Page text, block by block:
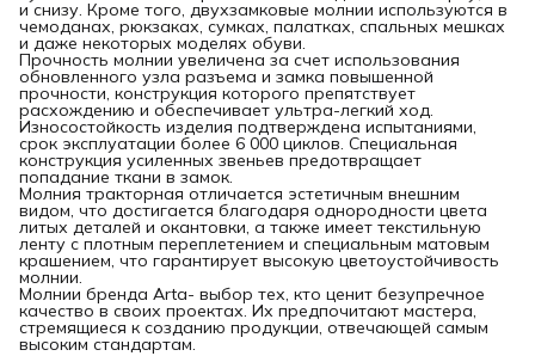
и снизу. Кроме того, двухзамковые молнии используются в
чемоданах, рюкзаках, сумках, палатках, спальных мешках
и даже некоторых моделях обуви.
Прочность молнии увеличена за счет использования
обновленного узла разъема и замка повышенной
прочности, конструкция которого препятствует
расхождению и обеспечивает ультра-легкий ход.
Износостойкость изделия подтверждена испытаниями,
срок эксплуатации более 6 000 циклов. Специальная
конструкция усиленных звеньев предотвращает
попадание ткани в замок.
Молния тракторная отличается эстетичным внешним
видом, что достигается благодаря однородности цвета
литых деталей и окантовки, а также имеет текстильную
ленту с плотным переплетением и специальным матовым
крашением, что гарантирует высокую цветоустойчивость
молнии.
Молнии бренда Arta- выбор тех, кто ценит безупречное
качество в своих проектах. Их предпочитают мастера,
стремящиеся к созданию продукции, отвечающей самым
высоким стандартам.